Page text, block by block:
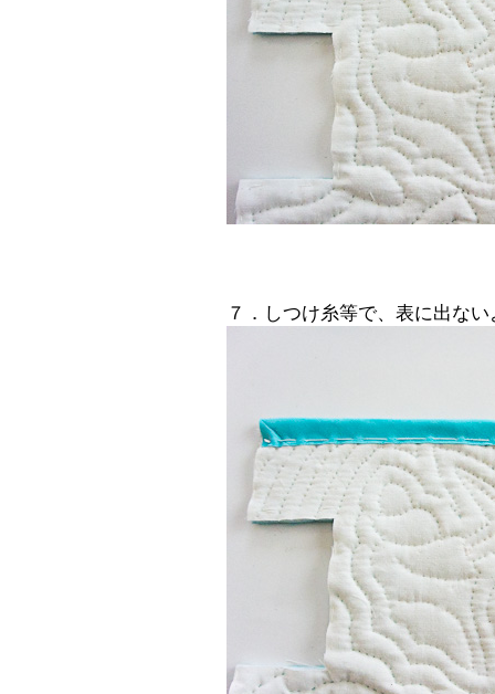
７．しつけ糸等で、表に出な